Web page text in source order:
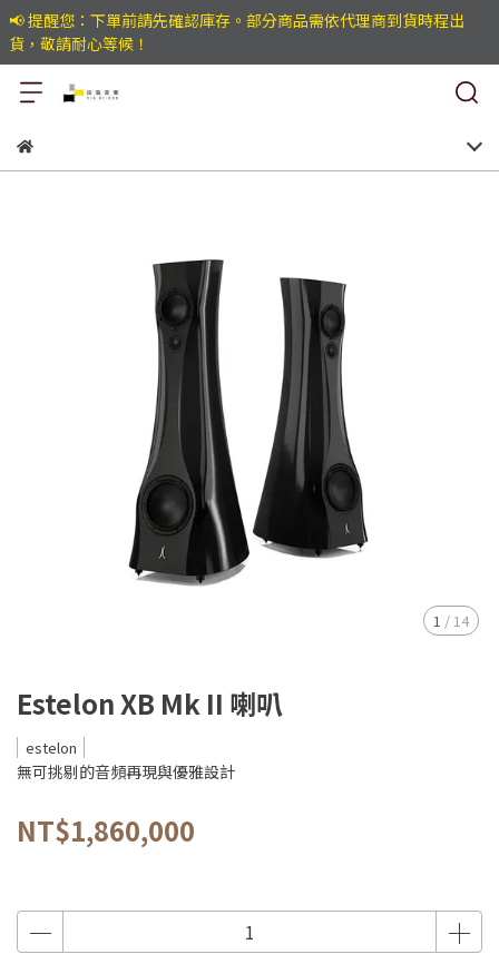
📢 提醒您：下單前請先確認庫存。部分商品需依代理商到貨時程出
貨，敬請耐心等候！
1 / 14
Estelon XB Mk II 喇叭
estelon
無可挑剔的音頻再現與優雅設計
NT$1,860,000